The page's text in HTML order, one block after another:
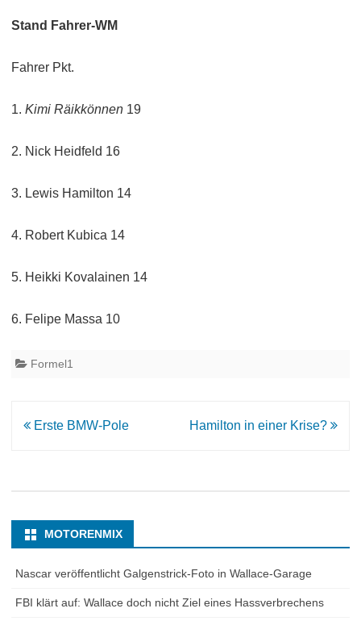
Stand Fahrer-WM
Fahrer Pkt.
1. Kimi Räikkönnen 19
2. Nick Heidfeld 16
3. Lewis Hamilton 14
4. Robert Kubica 14
5. Heikki Kovalainen 14
6. Felipe Massa 10
Formel1
Beitrags-
Erste BMW-Pole Hamilton in einer Krise?
MOTORENMIX
Nascar veröffentlicht Galgenstrick-Foto in Wallace-Garage
FBI klärt auf: Wallace doch nicht Ziel eines Hassverbrechens